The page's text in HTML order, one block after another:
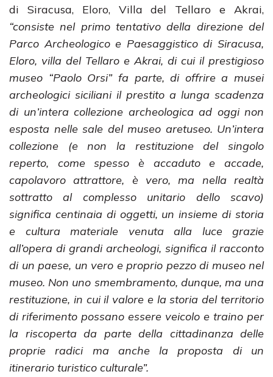
di Siracusa, Eloro, Villa del Tellaro e Akrai,
“consiste nel primo tentativo della direzione del
Parco Archeologico e Paesaggistico di Siracusa,
Eloro, villa del Tellaro e Akrai, di cui il prestigioso
museo “Paolo Orsi” fa parte, di offrire a musei
archeologici siciliani il prestito a lunga scadenza
di un’intera collezione archeologica ad oggi non
esposta nelle sale del museo aretuseo. Un’intera
collezione (e non la restituzione del singolo
reperto, come spesso è accaduto e accade,
capolavoro attrattore, è vero, ma nella realtà
sottratto al complesso unitario dello scavo)
significa centinaia di oggetti, un insieme di storia
e cultura materiale venuta alla luce grazie
all’opera di grandi archeologi, significa il racconto
di un paese, un vero e proprio pezzo di museo nel
museo. Non uno smembramento, dunque, ma una
restituzione, in cui il valore e la storia del territorio
di riferimento possano essere veicolo e traino per
la riscoperta da parte della cittadinanza delle
proprie radici ma anche la proposta di un
itinerario turistico culturale”.